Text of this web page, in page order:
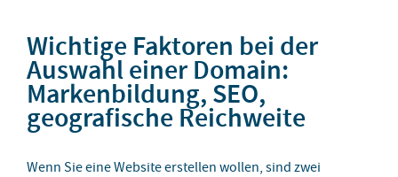
Wichtige Faktoren bei der
Auswahl einer Domain:
Markenbildung, SEO,
geografische Reichweite
Wenn Sie eine Website erstellen wollen, sind zwei